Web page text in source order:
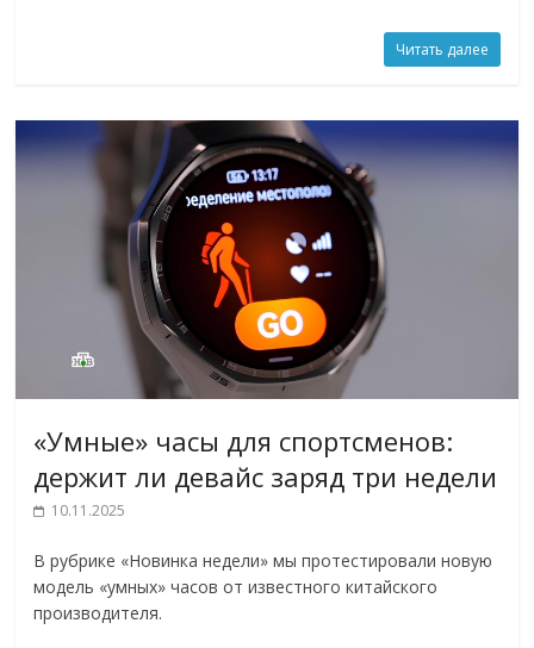
Читать далее
«Умные» часы для спортсменов:
держит ли девайс заряд три недели
10.11.2025
В рубрике «Новинка недели» мы протестировали новую
модель «умных» часов от известного китайского
производителя.